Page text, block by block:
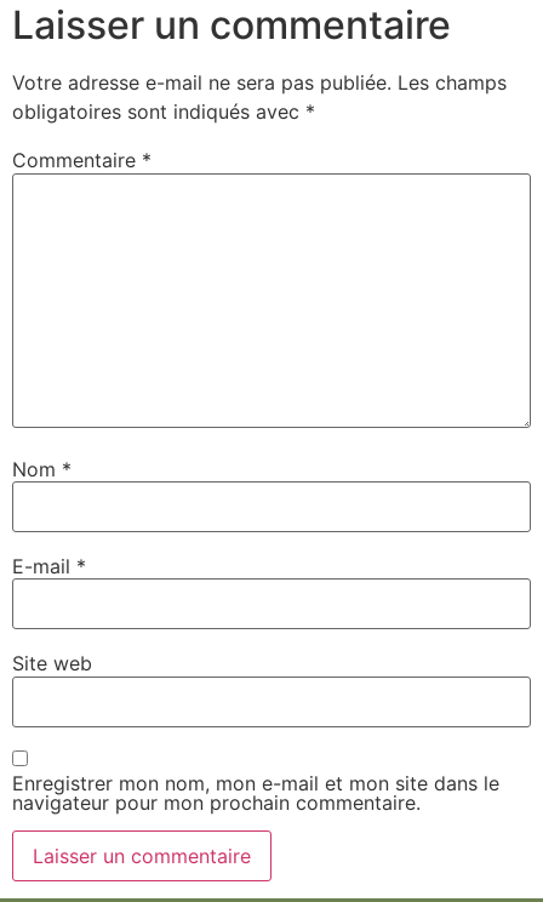
Laisser un commentaire
Votre adresse e-mail ne sera pas publiée. Les champs
obligatoires sont indiqués avec *
Commentaire *
Nom *
E-mail *
Site web
Enregistrer mon nom, mon e-mail et mon site dans le
navigateur pour mon prochain commentaire.